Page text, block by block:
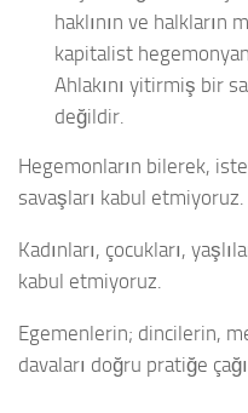
haklının ve halkların
kapitalist
Ahlakını yitirmiş bir
değildir.
Hegemonların bilerek,
savaşları kabul etmiyoruz.
Kadınları, çocukları,
kabul etmiyoruz.
Egemenlerin; dincilerin,
davaları doğru pratiğe